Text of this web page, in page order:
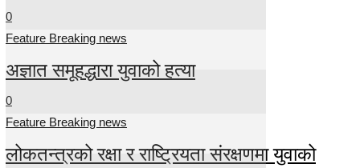
0
Feature Breaking news
अज्ञात समूहद्धारा युवाको हत्या
0
Feature Breaking news
लोकतन्त्रको रक्षा र राष्ट्रियता संरक्षणमा युवाको